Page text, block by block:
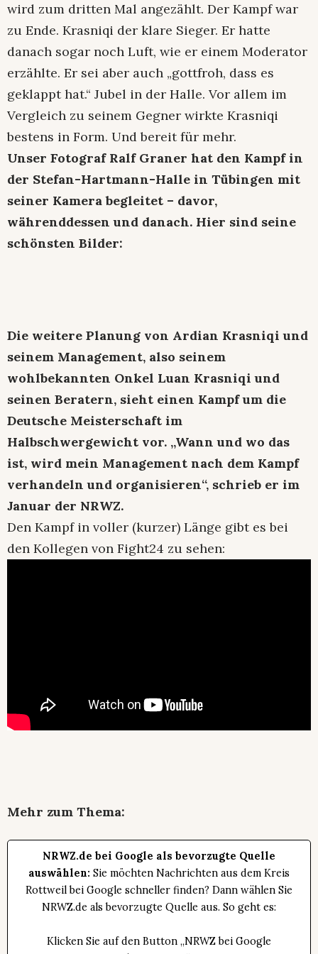
wird zum dritten Mal angezählt. Der Kampf war
zu Ende. Krasniqi der klare Sieger. Er hatte
danach sogar noch Luft, wie er einem Moderator
erzählte. Er sei aber auch „gottfroh, dass es
geklappt hat.“ Jubel in der Halle. Vor allem im
Vergleich zu seinem Gegner wirkte Krasniqi
bestens in Form. Und bereit für mehr.
Unser Fotograf Ralf Graner hat den Kampf in
der Stefan-Hartmann-Halle in Tübingen mit
seiner Kamera begleitet – davor,
währenddessen und danach. Hier sind seine
schönsten Bilder:
Die weitere Planung von Ardian Krasniqi und
seinem Management, also seinem
wohlbekannten Onkel Luan Krasniqi und
seinen Beratern, sieht einen Kampf um die
Deutsche Meisterschaft im
Halbschwergewicht vor. „Wann und wo das
ist, wird mein Management nach dem Kampf
verhandeln und organisieren“, schrieb er im
Januar der NRWZ.
Den Kampf in voller (kurzer) Länge gibt es bei
den Kollegen von Fight24 zu sehen:
Mehr zum Thema:
NRWZ.de bei Google als bevorzugte Quelle
auswählen: Sie möchten Nachrichten aus dem Kreis
Rottweil bei Google schneller finden? Dann wählen Sie
NRWZ.de als bevorzugte Quelle aus. So geht es:
Klicken Sie auf den Button „NRWZ bei Google